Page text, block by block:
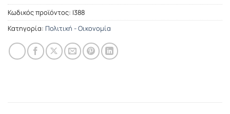
Κωδικός προϊόντος: Ι388
Κατηγορία: Πολιτική - Οικονομία